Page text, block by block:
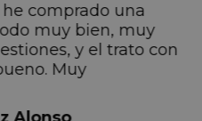
comprado una
muy bien, muy
y el trato con
Muy